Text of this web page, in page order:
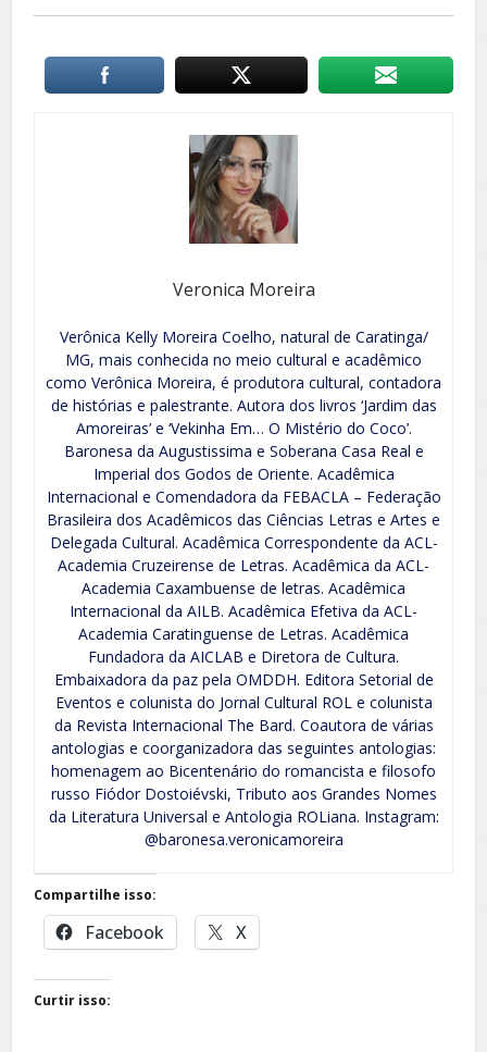
Veronica Moreira
Verônica Kelly Moreira Coelho, natural de Caratinga/
MG, mais conhecida no meio cultural e acadêmico
como Verônica Moreira, é produtora cultural, contadora
de histórias e palestrante. Autora dos livros ‘Jardim das
Amoreiras’ e ‘Vekinha Em… O Mistério do Coco’.
Baronesa da Augustissima e Soberana Casa Real e
Imperial dos Godos de Oriente. Acadêmica
Internacional e Comendadora da FEBACLA – Federação
Brasileira dos Acadêmicos das Ciências Letras e Artes e
Delegada Cultural. Acadêmica Correspondente da ACL-
Academia Cruzeirense de Letras. Acadêmica da ACL-
Academia Caxambuense de letras. Acadêmica
Internacional da AILB. Acadêmica Efetiva da ACL-
Academia Caratinguense de Letras. Acadêmica
Fundadora da AICLAB e Diretora de Cultura.
Embaixadora da paz pela OMDDH. Editora Setorial de
Eventos e colunista do Jornal Cultural ROL e colunista
da Revista Internacional The Bard. Coautora de várias
antologias e coorganizadora das seguintes antologias:
homenagem ao Bicentenário do romancista e filosofo
russo Fiódor Dostoiévski, Tributo aos Grandes Nomes
da Literatura Universal e Antologia ROLiana. Instagram:
@baronesa.veronicamoreira
Compartilhe isso:
Facebook X
Curtir isso: